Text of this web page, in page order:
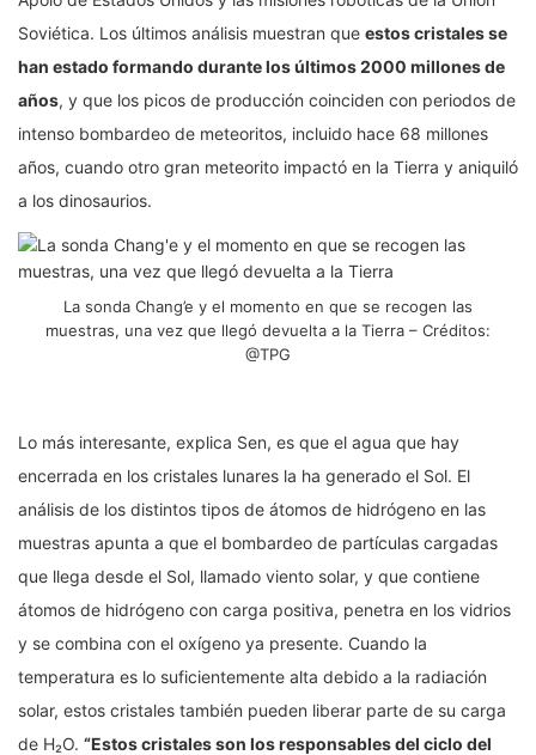
Soviética. Los últimos análisis muestran que estos cristales se
han estado formando durante los últimos 2000 millones de
años, y que los picos de producción coinciden con periodos de
intenso bombardeo de meteoritos, incluido hace 68 millones
años, cuando otro gran meteorito impactó en la Tierra y aniquiló
a los dinosaurios.
La sonda Chang’e y el momento en que se recogen las
muestras, una vez que llegó devuelta a la Tierra – Créditos:
@TPG
Lo más interesante, explica Sen, es que el agua que hay
encerrada en los cristales lunares la ha generado el Sol. El
análisis de los distintos tipos de átomos de hidrógeno en las
muestras apunta a que el bombardeo de partículas cargadas
que llega desde el Sol, llamado viento solar, y que contiene
átomos de hidrógeno con carga positiva, penetra en los vidrios
y se combina con el oxígeno ya presente. Cuando la
temperatura es lo suficientemente alta debido a la radiación
solar, estos cristales también pueden liberar parte de su carga
de H₂O. “Estos cristales son los responsables del ciclo del